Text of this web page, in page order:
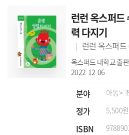
런런 옥스퍼드
력 다지기
런런 옥스퍼드
옥스퍼드 대학교 출
2022-12-06
분야 아동>
정가 5,500원
ISBN